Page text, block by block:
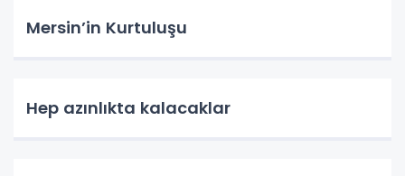
Mersin’in Kurtuluşu
Hep azınlıkta kalacaklar